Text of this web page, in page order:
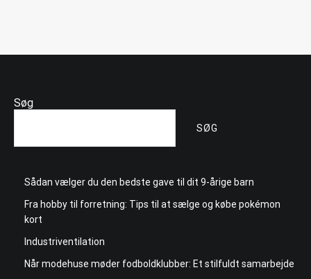
Søg
SØG
Sådan vælger du den bedste gave til dit 9-årige barn
Fra hobby til forretning: Tips til at sælge og købe pokémon
kort
Industriventilation
Når modehuse møder fodboldklubber: Et stilfuldt samarbejde